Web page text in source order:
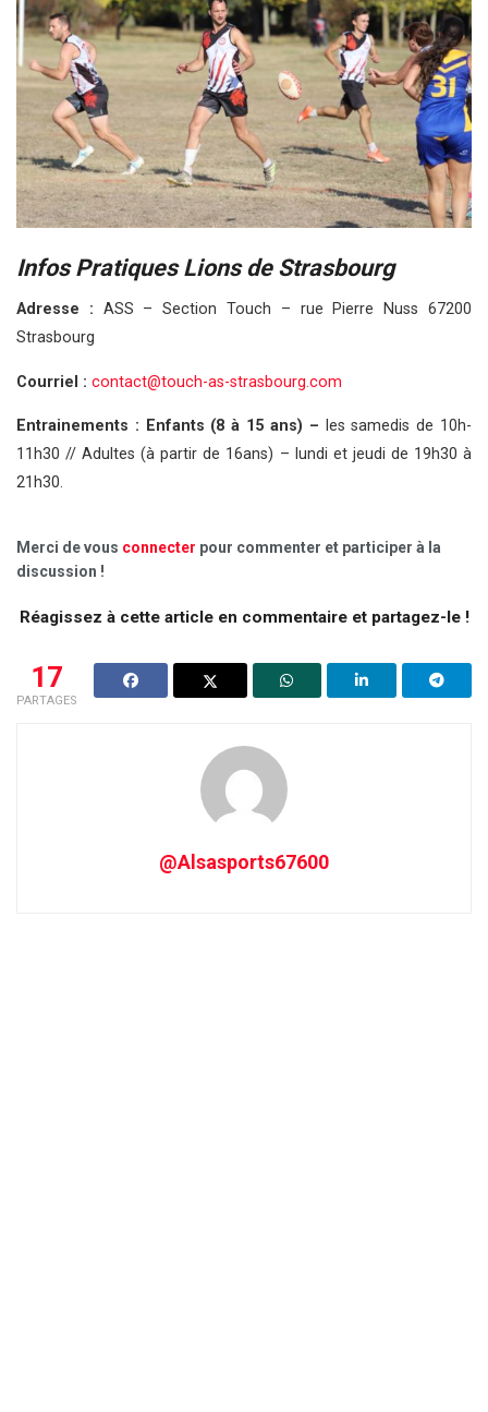
Infos Pratiques Lions de Strasbourg
Adresse : ASS – Section Touch – rue Pierre Nuss 67200
Strasbourg
Courriel : contact@touch-as-strasbourg.com
Entrainements : Enfants (8 à 15 ans) – les samedis de 10h-
11h30 // Adultes (à partir de 16ans) – lundi et jeudi de 19h30 à
21h30.
Merci de vous connecter pour commenter et participer à la
discussion !
Réagissez à cette article en commentaire et partagez-le !
17
PARTAGES
@Alsasports67600